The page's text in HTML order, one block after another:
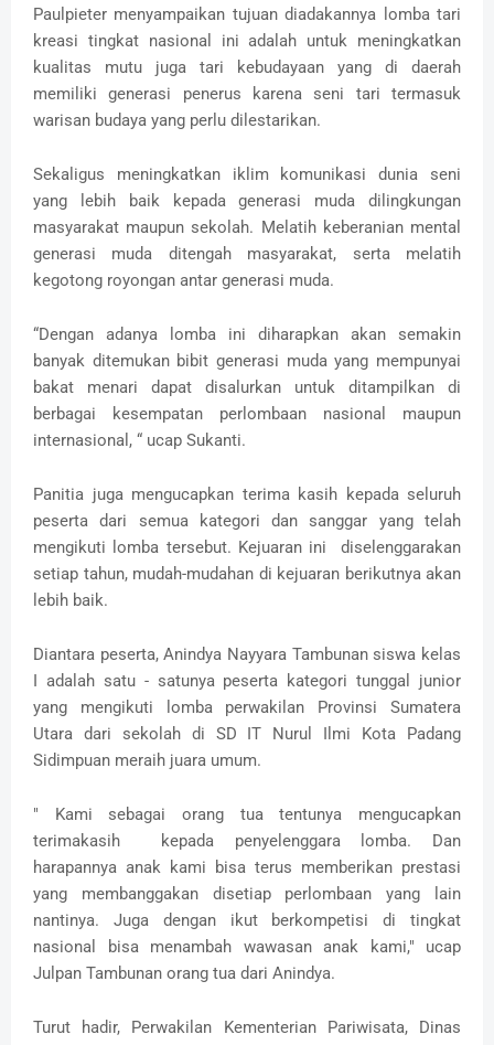
Paulpieter menyampaikan tujuan diadakannya lomba tari
kreasi tingkat nasional ini adalah untuk meningkatkan
kualitas mutu juga tari kebudayaan yang di daerah
memiliki generasi penerus karena seni tari termasuk
warisan budaya yang perlu dilestarikan.
Sekaligus meningkatkan iklim komunikasi dunia seni
yang lebih baik kepada generasi muda dilingkungan
masyarakat maupun sekolah. Melatih keberanian mental
generasi muda ditengah masyarakat, serta melatih
kegotong royongan antar generasi muda.
“Dengan ada­nya lomba ini diharapkan akan semakin
banyak ditemukan bibit generasi muda yang mempunyai
bakat menari dapat disalurkan untuk ditampilkan di
berbagai kesempatan perlombaan nasional maupun
internasional, “ ucap Sukanti.
Panitia juga mengucapkan terima kasih kepada seluruh
peserta dari semua kategori dan sanggar yang telah
mengikuti lom­ba tersebut. Kejuaran ini
di­selenggarakan
setiap ta­hun, mudah-mudahan di kejuaran berikutnya akan
lebih baik.
Diantara peserta, Anindya Nayyara Tambunan siswa kelas
I adalah satu - satunya peserta kategori tunggal junior
yang mengikuti lomba perwakilan Provinsi Sumatera
Utara dari sekolah di SD IT Nurul Ilmi Kota Padang
Sidimpuan meraih juara umum.
" Kami sebagai orang tua tentunya mengucapkan
terimakasih kepada penyelenggara lomba. Dan
harapannya anak kami bisa terus memberikan prestasi
yang membanggakan disetiap perlombaan yang lain
nantinya. Juga dengan ikut berkompetisi di tingkat
nasional bisa menambah wawasan anak kami," ucap
Julpan Tambunan orang tua dari Anindya.
Turut hadir, Perwakilan Kementerian Pariwisata, Dinas